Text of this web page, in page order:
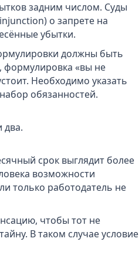
задним числом. Суды
о запрете на
убытки.
должны быть
формулировка «вы не
Необходимо указать
обязанностей.
два.
срок выглядит более
возможности
только работодатель не
чтобы тот не
В таком случае условие